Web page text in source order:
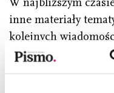
inne materiały
kolejnych